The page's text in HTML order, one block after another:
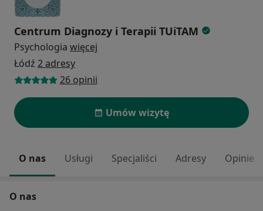
Centrum Diagnozy i Terapii TUiTAM
Psychologia więcej
Łódź 2 adresy
26 opinii
Umów wizytę
O nas Usługi Specjaliści Adresy Opinie
O nas